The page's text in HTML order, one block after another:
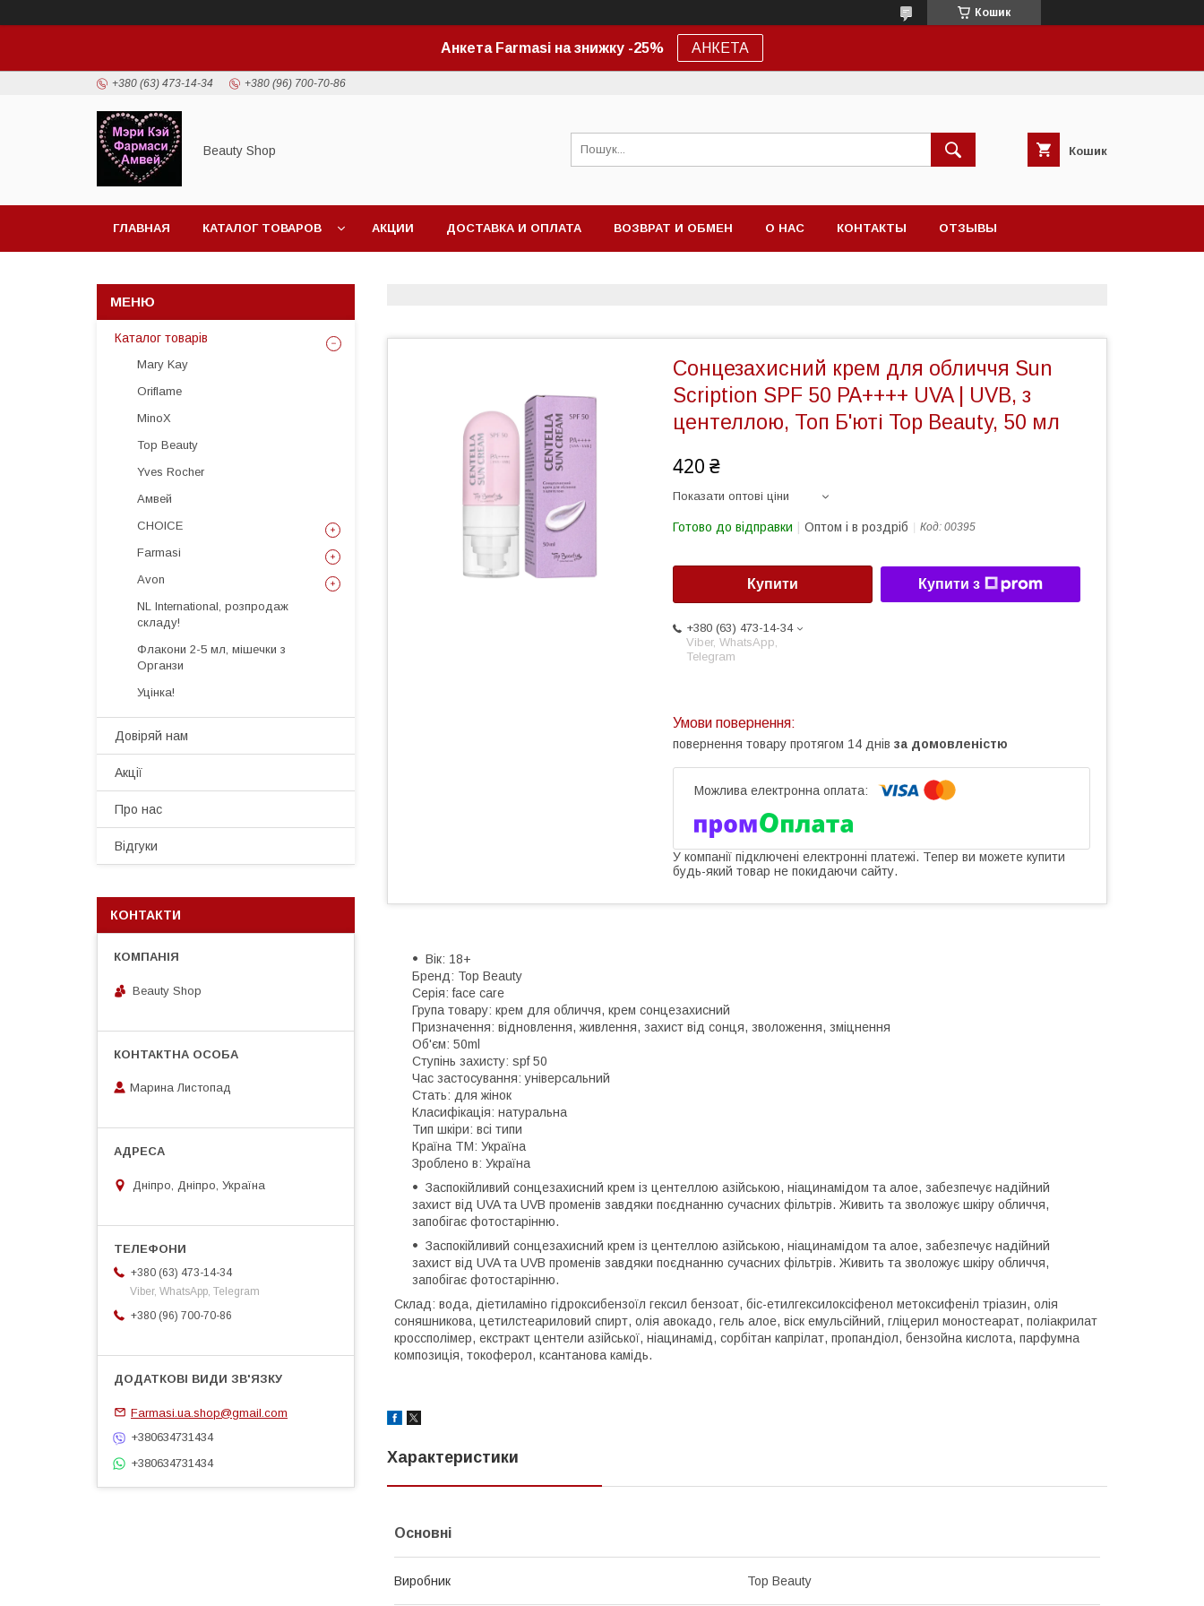
Кошик
Анкета Farmasi на знижку -25% АНКЕТА
+380 (63) 473-14-34 +380 (96) 700-70-86
Beauty Shop Кошик
ГЛАВНАЯ КАТАЛОГ ТОВАРОВ АКЦИИ ДОСТАВКА И ОПЛАТА ВОЗВРАТ И ОБМЕН О НАС КОНТАКТЫ ОТЗЫВЫ
Сонцезахисний крем для обличчя Sun
Scription SPF 50 PA++++ UVA | UVB, з
центеллою, Топ Б'юті Top Beauty, 50 мл
420 ₴
Показати оптові ціни
Готово до відправки Оптом і в роздріб Код: 00395
Купити Купити з
+380 (63) 473-14-34
Viber, WhatsApp,
Telegram
повернення товару протягом 14 днів за домовленістю
У компанії підключені електронні платежі. Тепер ви можете купити
будь-який товар не покидаючи сайту.
Вік: 18+
Бренд: Top Beauty
Серія: face care
Група товару: крем для обличчя, крем сонцезахисний
Призначення: відновлення, живлення, захист від сонця, зволоження, зміцнення
Об'єм: 50ml
Ступінь захисту: spf 50
Час застосування: універсальний
Стать: для жінок
Класифікація: натуральна
Тип шкіри: всі типи
Країна ТМ: Україна
Зроблено в: Україна
Заспокійливий сонцезахисний крем із центеллою азійською, ніацинамідом та алое, забезпечує надійний
захист від UVA та UVB променів завдяки поєднанню сучасних фільтрів. Живить та зволожує шкіру обличчя,
запобігає фотостарінню.
Заспокійливий сонцезахисний крем із центеллою азійською, ніацинамідом та алое, забезпечує надійний
захист від UVA та UVB променів завдяки поєднанню сучасних фільтрів. Живить та зволожує шкіру обличчя,
запобігає фотостарінню.
Склад: вода, діетиламіно гідроксибензоїл гексил бензоат, біс-етилгексилоксіфенол метоксифеніл тріазин, олія
соняшникова, цетилстеариловий спирт, олія авокадо, гель алое, віск емульсійний, гліцерил моностеарат, поліакрилат
кроссполімер, екстракт центели азійської, ніацинамід, сорбітан капрілат, пропандіол, бензойна кислота, парфумна
композиція, токоферол, ксантанова камідь.
Характеристики
Основні
Виробник Top Beauty
Каталог товарів
Mary Kay
Oriflame
MinoX
Top Beauty
Yves Rocher
Амвей
CHOICE
Farmasi
Avon
NL International, розпродаж
складу!
Флакони 2-5 мл, мішечки з
Органзи
Уцінка!
Довіряй нам
Акції
Про нас
Відгуки
КОНТАКТИ
Beauty Shop
Марина Листопад
Дніпро, Дніпро, Україна
+380 (63) 473-14-34
Viber, WhatsApp, Telegram
+380 (96) 700-70-86
Farmasi.ua.shop@gmail.com
+380634731434
+380634731434